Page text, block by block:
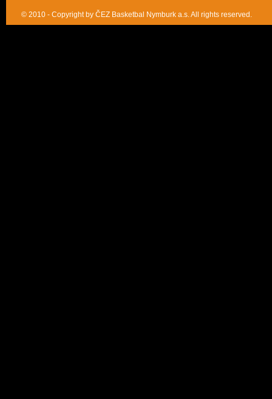
© 2010 - Copyright by ČEZ Basketbal Nymburk a.s. All rights reserved.